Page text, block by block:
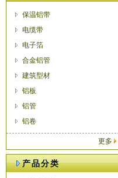
保温铝带
电缆带
电子箔
合金铝管
建筑型材
铝板
铝管
铝卷
更多
产品分类